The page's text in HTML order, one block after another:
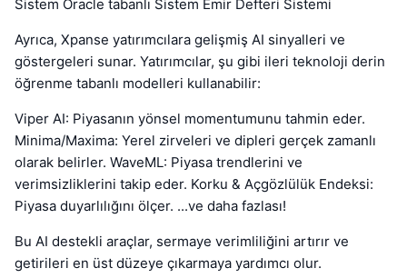
Sistem Oracle tabanlı Sistem Emir Defteri Sistemi
Ayrıca, Xpanse yatırımcılara gelişmiş AI sinyalleri ve
göstergeleri sunar. Yatırımcılar, şu gibi ileri teknoloji derin
öğrenme tabanlı modelleri kullanabilir:
Viper AI: Piyasanın yönsel momentumunu tahmin eder.
Minima/Maxima: Yerel zirveleri ve dipleri gerçek zamanlı
olarak belirler. WaveML: Piyasa trendlerini ve
verimsizliklerini takip eder. Korku & Açgözlülük Endeksi:
Piyasa duyarlılığını ölçer. ...ve daha fazlası!
Bu AI destekli araçlar, sermaye verimliliğini artırır ve
getirileri en üst düzeye çıkarmaya yardımcı olur.